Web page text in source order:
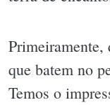
Primeiramente,
que batem no
Temos o